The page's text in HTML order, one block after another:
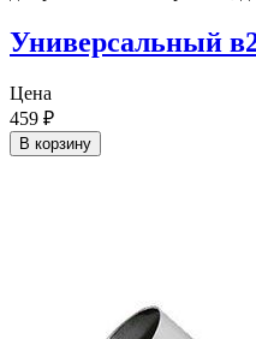
Универсальный
Цена
459 ₽
В корзину